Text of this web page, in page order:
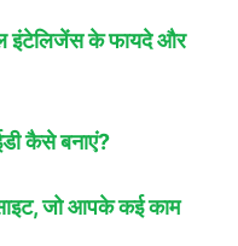
इंटेलिजेंस के फायदे और
कैसे बनाएं?
जो आपके कई काम